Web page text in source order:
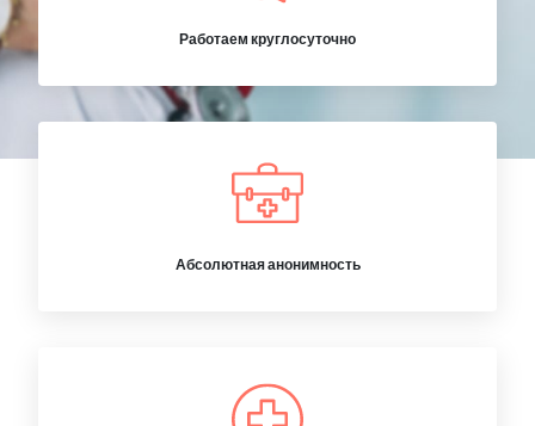
Работаем круглосуточно
Абсолютная анонимность